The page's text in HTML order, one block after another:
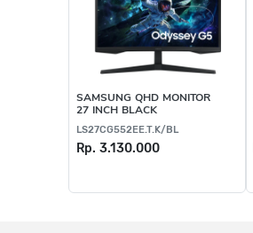
SAMSUNG QHD MONITOR
27 INCH BLACK
LS27CG552EE.T.K/BL
Rp. 3.130.000